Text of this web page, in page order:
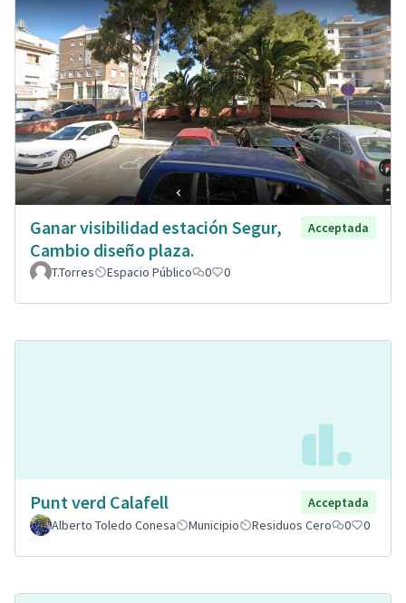
Ganar visibilidad estación Segur,
Cambio diseño plaza.
Acceptada
T.Torres Espacio Público 0 0
Punt verd Calafell
Acceptada
Alberto Toledo Conesa
Municipio Residuos Cero 0 0